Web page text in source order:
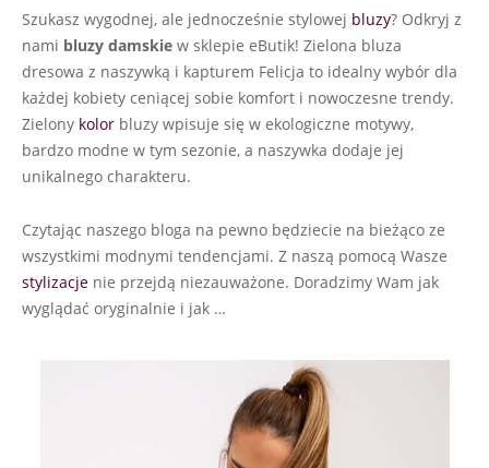
Szukasz wygodnej, ale jednocześnie stylowej bluzy? Odkryj z
nami bluzy damskie w sklepie eButik! Zielona bluza
dresowa z naszywką i kapturem Felicja to idealny wybór dla
każdej kobiety ceniącej sobie komfort i nowoczesne trendy.
Zielony kolor bluzy wpisuje się w ekologiczne motywy,
bardzo modne w tym sezonie, a naszywka dodaje jej
unikalnego charakteru.
Czytając naszego bloga na pewno będziecie na bieżąco ze
wszystkimi modnymi tendencjami. Z naszą pomocą Wasze
stylizacje nie przejdą niezauważone. Doradzimy Wam jak
wyglądać oryginalnie i jak …